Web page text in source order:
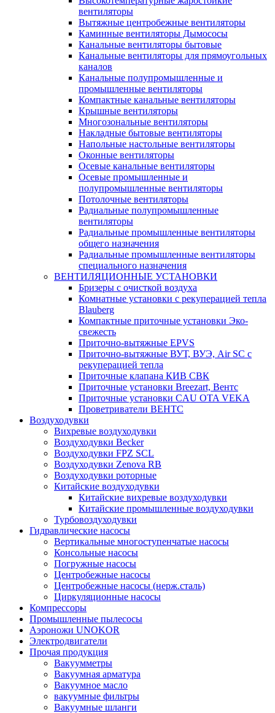
вентиляторы
Вытяжные центробежные вентиляторы
Каминные вентиляторы Дымососы
Канальные вентиляторы бытовые
Канальные вентиляторы для прямоугольных
каналов
Канальные полупромышленные и
промышленные вентиляторы
Компактные канальные вентиляторы
Крышные вентиляторы
Многозональные вентиляторы
Накладные бытовые вентиляторы
Напольные настольные вентиляторы
Оконные вентиляторы
Осевые канальные вентиляторы
Осевые промышленные и
полупромышленные вентиляторы
Потолочные вентиляторы
Радиальные полупромышленные
вентиляторы
Радиальные промышленные вентиляторы
общего назначения
Радиальные промышленные вентиляторы
специального назначения
ВЕНТИЛЯЦИОННЫЕ УСТАНОВКИ
Бризеры с очисткой воздуха
Комнатные установки с рекуперацией тепла
Blauberg
Компактные приточные установки Эко-
свежесть
Приточно-вытяжные EPVS
Приточно-вытяжные ВУТ, ВУЭ, Air SC с
рекуперацией тепла
Приточные клапана КИВ СВК
Приточные установки Breezart, Вентс
Приточные установки CAU OTA VEKA
Проветриватели ВЕНТС
Воздуходувки
Вихревые воздуходувки
Воздуходувки Becker
Воздуходувки FPZ SCL
Воздуходувки Zenova RB
Воздуходувки роторные
Китайские воздуходувки
Китайские вихревые воздуходувки
Китайские промышленные воздуходувки
Турбовоздуходувки
Гидравлические насосы
Вертикальные многоступенчатые насосы
Консольные насосы
Погружные насосы
Центробежные насосы
Центробежные насосы (нерж.сталь)
Циркуляционные насосы
Компрессоры
Промышленные пылесосы
Аэроножи UNOKOR
Электродвигатели
Прочая продукция
Вакуумметры
Вакуумная арматура
Вакуумное масло
вакуумные фильтры
Вакуумные шланги